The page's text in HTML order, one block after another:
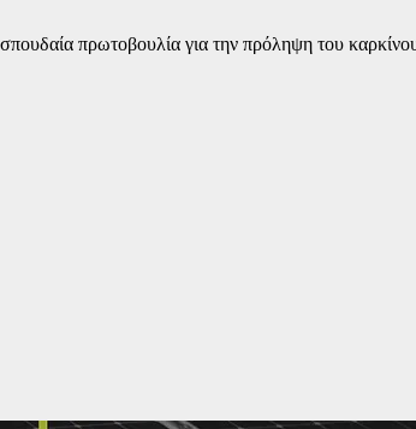
πρωτοβουλία για την πρόληψη του καρκίνου